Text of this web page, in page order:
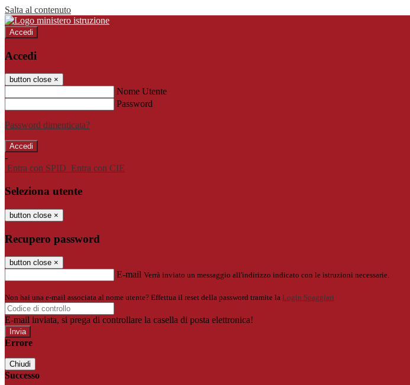
Salta al contenuto
Accedi
Accedi
button close ×
Nome Utente
Password
Password dimenticata?
-
Entra con SPID Entra con CIE
Seleziona utente
button close ×
Recupero password
button close ×
E-mail Verrà inviato un messaggio all'indirizzo indicato con le istruzioni necessarie.
Non hai una e-mail associata al nome utente? Effettua il reset della password tramite la Login Spaggiari
E-mail inviata, si prega di controllare la casella di posta elettronica!
Errore
Chiudi
Successo